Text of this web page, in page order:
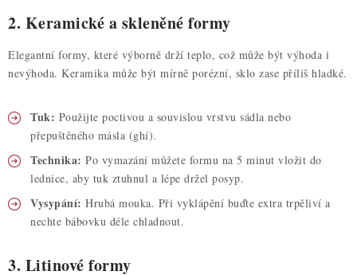
2. Keramické a skleněné formy
Elegantní formy, které výborně drží teplo, což může být výhoda i
nevýhoda. Keramika může být mírně porézní, sklo zase příliš hladké.
Tuk: Použijte poctivou a souvislou vrstvu sádla nebo
přepuštěného másla (ghí).
Technika: Po vymazání můžete formu na 5 minut vložit do
lednice, aby tuk ztuhnul a lépe držel posyp.
Vysypání: Hrubá mouka. Při vyklápění buďte extra trpěliví a
nechte bábovku déle chladnout.
3. Litinové formy